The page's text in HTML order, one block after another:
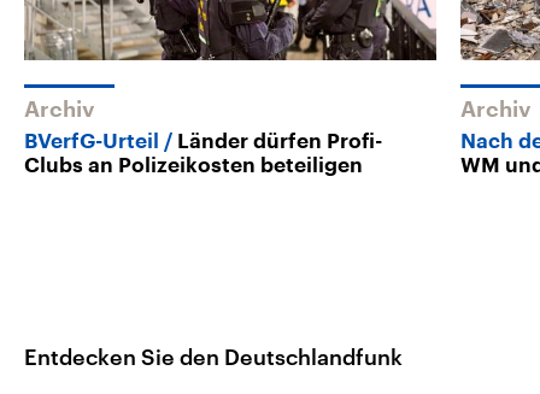
Archiv
BVerfG-Urteil
Länder dürfen Profi-
Clubs an Polizeikosten beteiligen
Archiv
Nach
WM
Entdecken Sie den Deutschlandfunk